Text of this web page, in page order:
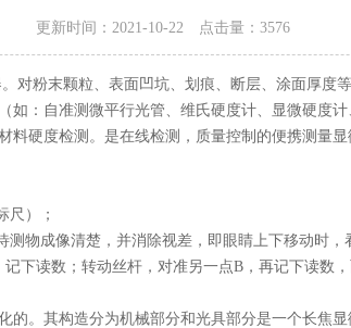
更新时间：2021-10-22 点击量： 3576
对粉末颗粒、表面凹坑、划痕、断层、涂面厚度
如：自准测微平行光管、维氏硬度计、显微硬度
硬度检测。是在线检测，质量控制的便携测量显
）；
成像清楚，并消除视差，即眼睛上下移动时，
读数；转动丝杆，对准另一点B，再记下读数
。其构造分为机械部分和光具部分是一个长焦显